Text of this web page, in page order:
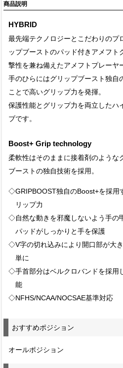
商品説明
HYBRID
最先端テクノロジーとこだわりのプ
ップブーストのパッド付きアメフト
撃性を兼ね備えたアメフトプレーヤ
手のひらにはグリップブースト独自
ことで高いグリップ力を発揮。
保護性能とグリップ力を両立したハ
ブです。
Boost+ Grip technology
柔軟性はそのままに接着剤のような
ブーストの独自技術を採用。
◇GRIPBOOST独自のBoost+を採用
リップ力
◇自然な動きを邪魔しないよう手の
パッドがしっかりと手を保護
◇V字の切れ込みにより開口部が大
単に
◇手首部分はベルクロバンドを採用
能
◇NFHS/NCAA/NOCSAE基準対応
おすすめポジション
オールポジション